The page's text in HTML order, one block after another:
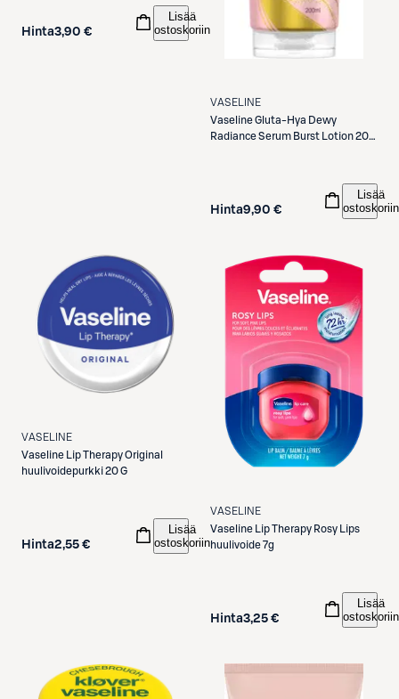
Hinta3,90 €
Lisää
ostoskoriin
VASELINE
VaselineGluta-Hya Dewy
Radiance Serum Burst Lotion 200
Hinta9,90 €
Lisää
ostoskoriin
VASELINE
Vaseline
Lip Therapy Original
huulivoidepurkki 20 G
Hinta2,55 €
Lisää
ostoskoriin
VASELINE
Vaseline
Lip Therapy Rosy Lips
huulivoide 7g
Hinta3,25 €
Lisää
ostoskoriin